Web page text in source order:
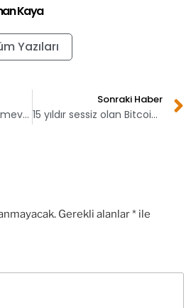
Kaya
Yazıları
İngiltere kripto para mevzuatını netleştiriyor!
Sonraki Haber
15 yıldır sessiz olan Bitcoin cüzdanı aktifleşti!
Gerekli alanlar* ile